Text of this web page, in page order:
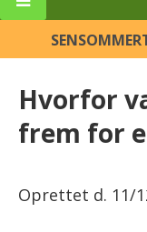
Hvorfor
frem for
Oprettet d. 11/